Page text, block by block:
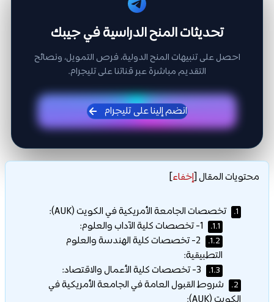
تحديثات المنح الدراسية في جيبك
احصل على تنبيهات المنح الدولية، فرص التمويل، ونصائح
التقديم مباشرة عبر قناتنا على تليجرام.
انضم إلينا على تليجرام
محتويات المقال[إخفاء]
1. تخصصات الجامعة الأمريكية في الكويت (AUK):
1.1.
1.2.
2- تخصصات كلية الهندسة والعلوم
التطبيقية:
1.3.
2.
شروط القبول العامة في الجامعة الأمريكية في